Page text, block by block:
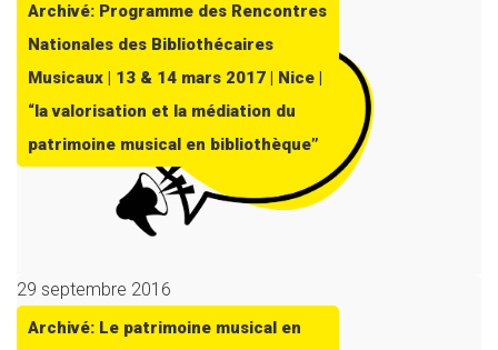
Archivé: Programme des Rencontres
Nationales des Bibliothécaires
Musicaux | 13 & 14 mars 2017 | Nice |
“la valorisation et la médiation du
patrimoine musical en bibliothèque”
29 septembre 2016
Archivé: Le patrimoine musical en